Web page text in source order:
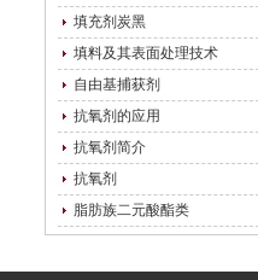
填充剂炭黑
填料及其表面处理技术
自由基捕获剂
抗氧剂的应用
抗氧剂简介
抗氧剂
脂肪族二元酸酯类